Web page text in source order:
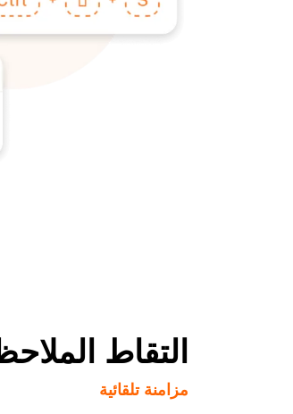
التقاط
مزامنة تلقائية